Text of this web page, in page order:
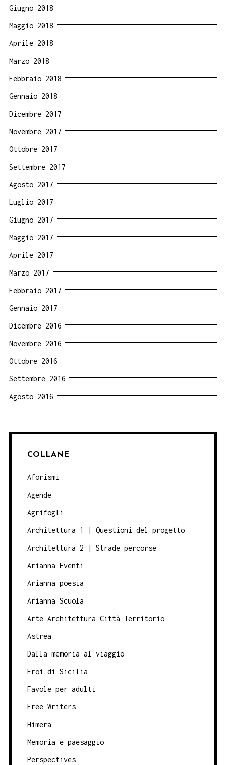
Giugno 2018
Maggio 2018
Aprile 2018
Marzo 2018
Febbraio 2018
Gennaio 2018
Dicembre 2017
Novembre 2017
Ottobre 2017
Settembre 2017
Agosto 2017
Luglio 2017
Giugno 2017
Maggio 2017
Aprile 2017
Marzo 2017
Febbraio 2017
Gennaio 2017
Dicembre 2016
Novembre 2016
Ottobre 2016
Settembre 2016
Agosto 2016
COLLANE
Aforismi
Agende
Agrifogli
Architettura 1 | Questioni del progetto
Architettura 2 | Strade percorse
Arianna Eventi
Arianna poesia
Arianna Scuola
Arte Architettura Città Territorio
Astrea
Dalla memoria al viaggio
Eroi di Sicilia
Favole per adulti
Free Writers
Himera
Memoria e paesaggio
Perspectives